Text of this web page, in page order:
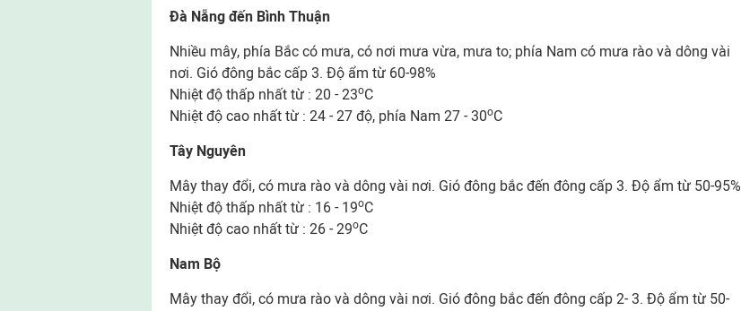
Đà Nẵng đến Bình Thuận
Nhiều mây, phía Bắc có mưa, có nơi mưa vừa, mưa to; phía Nam có mưa rào và dông vài
nơi. Gió đông bắc cấp 3. Độ ẩm từ 60-98%
Nhiệt độ thấp nhất từ : 20 - 23oC
Nhiệt độ cao nhất từ : 24 - 27 độ, phía Nam 27 - 30oC
Tây Nguyên
Mây thay đổi, có mưa rào và dông vài nơi. Gió đông bắc đến đông cấp 3. Độ ẩm từ 50-95%
Nhiệt độ thấp nhất từ : 16 - 19oC
Nhiệt độ cao nhất từ : 26 - 29oC
Nam Bộ
Mây thay đổi, có mưa rào và dông vài nơi. Gió đông bắc đến đông cấp 2- 3. Độ ẩm từ 50-